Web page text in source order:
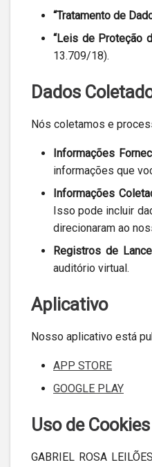
“Tratamento de
“Leis de Proteção
13.709/18).
Dados
Nós coletamos e
Informações
informações que
Informações
Isso pode incluir
direcionaram ao
Registros de
auditório virtual.
Aplicativo
Nosso aplicativo está
APP STORE
GOOGLE PLAY
Uso de
GABRIEL ROSA